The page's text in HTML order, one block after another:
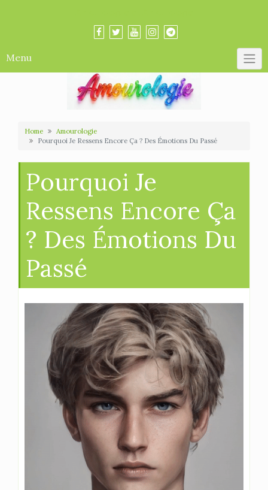
Menu
Home
Amourologie
Pourquoi Je Ressens Encore Ça ? Des Émotions Du Passé
Pourquoi Je
Ressens Encore Ça
? Des Émotions Du
Passé